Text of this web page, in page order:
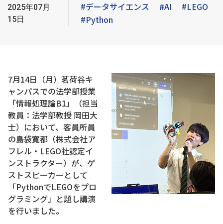
2025年07月
15日
#データサイエンス #AI
#LEGO
#Python
7月14日（月）茗荷谷キ
ャンパスでの法学部授業
「情報処理論B1」（担当
教員：法学部教授 岡田大
士）において、客員所員
の島袋寛都（株式会社ア
フレル・LEGO社認定イ
ンストラクター）が、ゲ
ストスピーカーとして
「PythonでLEGOをプロ
グラミング」と題し講演
を行いました。